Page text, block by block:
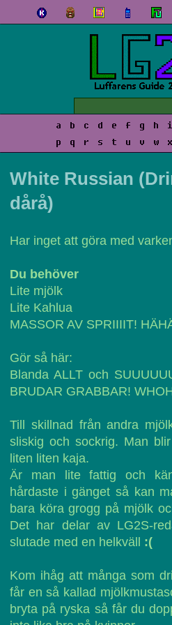
a b c d e f g h i
p
q r s t u v w x
White Russian
dårå)
Har inget att göra med
Du behöver
Lite mjölk
Lite Kahlua
MASSOR AV SPRIIIIT!
Gör så här:
Blanda ALLT och
BRUDAR GRABBAR!
Till skillnad från andra
sliskig och sockrig. Man
liten liten kaja.
Är man lite fattig och
hårdaste i gänget så kan
bara köra grogg på mjölk
Det har delar av LG2S-
slutade med en helkväll :(
Kom ihåg att många som
får en så kallad
bryta på ryska så får du